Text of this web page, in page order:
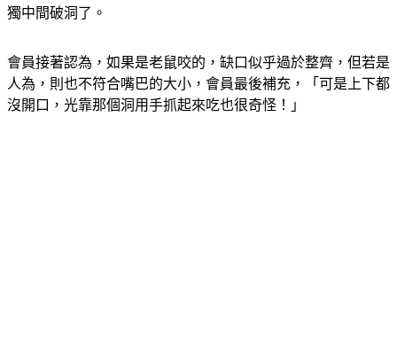
獨中間破洞了。
會員接著認為，如果是老鼠咬的，缺口似乎過於整齊，但若是
人為，則也不符合嘴巴的大小，會員最後補充，「可是上下都
沒開口，光靠那個洞用手抓起來吃也很奇怪！」